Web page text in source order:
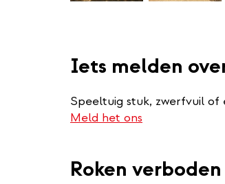
Iets melden
Speeltuig stuk, zwerfvuil
Meld het ons
Roken verboden